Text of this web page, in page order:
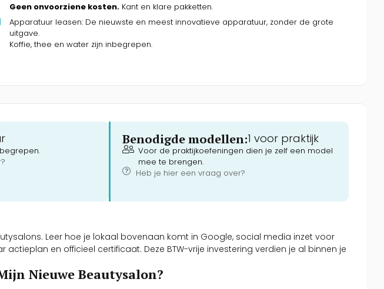
Geen onvoorziene kosten. Kant en klare pakketten.
Apparatuur leasen: De nieuwste en meest innovatieve apparatuur, zonder de grote
uitgave.
Koffie, thee en water zijn inbegrepen.
Benodigde modellen:1 voor praktijk
Voor de praktijkoefeningen dien je zelf een model
mee te brengen.
Heb je hier een vraag over?
Leer hoe je lokaal bovenaan komt in Google, social media inzet voor
en officieel certificaat. Deze BTW-vrije investering verdien je al binnen je
Nieuwe Beautysalon?